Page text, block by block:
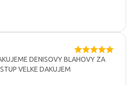
DENISOVY BLAHOVY ZA
VELKE DAKUJEM